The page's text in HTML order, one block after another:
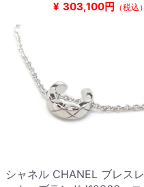
¥ 303,100円 （税込）
シャネル CHANEL ブレスレ